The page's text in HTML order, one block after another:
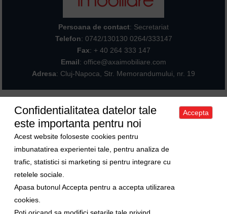
Persoana de contact: Secretariat
Telefon: 0742/130130 0264/333147
Fax: + 40 264 333 147
Email: office@axaimobiliare.com
Adresa: Cluj-Napoca, Str. Memorandumului, nr. 19
Acasa|Despre noi|Apartamente|Case/Vile Terenuri|Spatii
comerciale|Trimite oferta ta|Contact
Politica de confidentialitate
|Politica de cookies
Curs valutar
1 Euro = 5.2489 RON
Ne gasiti si pe
Confidentialitatea datelor tale
este importanta pentru noi
Acest website foloseste cookies pentru
imbunatatirea experientei tale, pentru analiza de
trafic, statistici si marketing si pentru integrare cu
retelele sociale.
Apasa butonul Accepta pentru a accepta utilizarea
cookies.
Accepta